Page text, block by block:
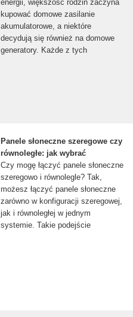
energii, większość rodzin zaczyna
kupować domowe zasilanie
akumulatorowe, a niektóre
decydują się również na domowe
generatory. Każde z tych
Panele słoneczne szeregowe czy
równoległe: jak wybrać
Czy mogę łączyć panele słoneczne
szeregowo i równolegle? Tak,
możesz łączyć panele słoneczne
zarówno w konfiguracji szeregowej,
jak i równoległej w jednym
systemie. Takie podejście